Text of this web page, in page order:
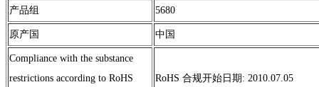
产品组 5680
原产国 中国
Compliance with the substance
restrictions according to RoHS
RoHS 合规开始日期: 2010.07.05